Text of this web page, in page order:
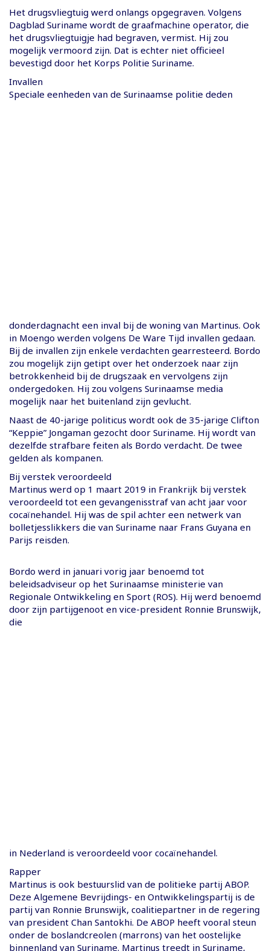
Het drugsvliegtuig werd onlangs opgegraven. Volgens
Dagblad Suriname wordt de graafmachine operator, die
het drugsvliegtuigje had begraven, vermist. Hij zou
mogelijk vermoord zijn. Dat is echter niet officieel
bevestigd door het Korps Politie Suriname.
Invallen
Speciale eenheden van de Surinaamse politie deden
donderdagnacht een inval bij de woning van Martinus. Ook
in Moengo werden volgens De Ware Tijd invallen gedaan.
Bij de invallen zijn enkele verdachten gearresteerd. Bordo
zou mogelijk zijn getipt over het onderzoek naar zijn
betrokkenheid bij de drugszaak en vervolgens zijn
ondergedoken. Hij zou volgens Surinaamse media
mogelijk naar het buitenland zijn gevlucht.
Naast de 40-jarige politicus wordt ook de 35-jarige Clifton
“Keppie” Jongaman gezocht door Suriname. Hij wordt van
dezelfde strafbare feiten als Bordo verdacht. De twee
gelden als kompanen.
Bij verstek veroordeeld
Martinus werd op 1 maart 2019 in Frankrijk bij verstek
veroordeeld tot een gevangenisstraf van acht jaar voor
cocaïnehandel. Hij was de spil achter een netwerk van
bolletjesslikkers die van Suriname naar Frans Guyana en
Parijs reisden.
Bordo werd in januari vorig jaar benoemd tot
beleidsadviseur op het Surinaamse ministerie van
Regionale Ontwikkeling en Sport (ROS). Hij werd benoemd
door zijn partijgenoot en vice-president Ronnie Brunswijk,
die
in Nederland is veroordeeld voor cocaïnehandel.
Rapper
Martinus is ook bestuurslid van de politieke partij ABOP.
Deze Algemene Bevrijdings- en Ontwikkelingspartij is de
partij van Ronnie Brunswijk, coalitiepartner in de regering
van president Chan Santokhi. De ABOP heeft vooral steun
onder de boslandcreolen (marrons) van het oostelijke
binnenland van Suriname. Martinus treedt in Suriname,